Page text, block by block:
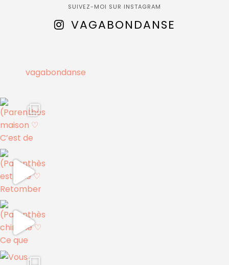
SUIVEZ-MOI SUR INSTAGRAM
VAGABONDANSE
vagabondanse